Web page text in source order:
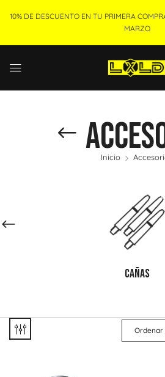
10% DE DESCUENTO EN TU PRIMERA
MARZO
Inicio
CAÑAS
Ordenar